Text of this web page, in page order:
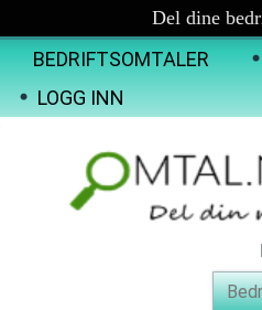
Del dine
BEDRIFTSOMTALER
LOGG INN